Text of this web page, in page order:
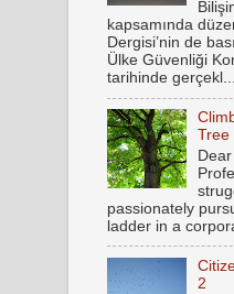
kapsamında
Dergisi’nin de
Ülke Güvenliği
tarihinde gerçekl...
Tree
passionately
ladder in a
2